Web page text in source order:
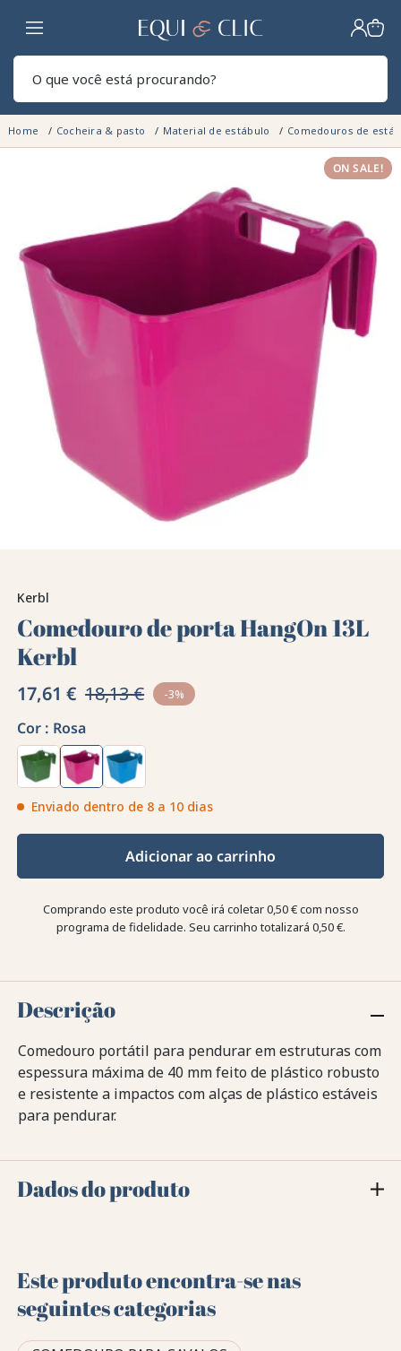
Lar
Home Cocheira & pasto Material de estábulo Comedouros de
ON SALE!
Kerbl
Comedouro de porta HangOn 13L
Kerbl
17,61 € 18,13 € -3%
Cor : Rosa
Enviado dentro de 8 a 10 dias
Adicionar ao carrinho
Comprando este produto você irá coletar0,50 €com nosso
programa de fidelidade. Seu carrinho totalizará 0,50 €.
Descrição
Comedouro portátil para pendurar em estruturas com
espessura máxima de 40 mm feito de plástico robusto
e resistente a impactos com alças de plástico estáveis
para pendurar.
Dados do produto
Este produto encontra-se nas
seguintes categorias